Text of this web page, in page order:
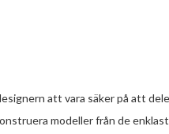
att vara säker på att
modeller från de